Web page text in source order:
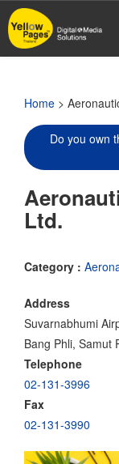
Skip
to
main
Home >
Do you own
Ltd.
Category :
Address
Suvarnabhumi
Bang Phli, Samut
Telephone
02-131-3996
Fax
02-131-3990